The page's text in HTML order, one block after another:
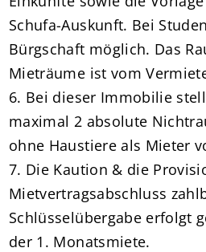
Schufa-Auskunft. Bei
Bürgschaft möglich. Das
Mieträume ist vom
6. Bei dieser Immobilie
maximal 2 absolute
ohne Haustiere als Mieter
7. Die Kaution & die
Mietvertragsabschluss
Schlüsselübergabe erfolgt
der 1. Monatsmiete.